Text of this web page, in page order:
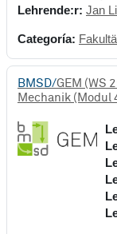
Lehrende:r: Jan
Categoría:
BMSD/GEM (WS
Mechanik (Modul